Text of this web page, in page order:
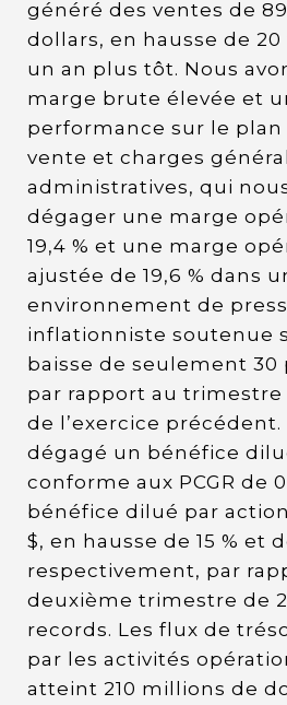
généré des ventes de
dollars, en hausse de 20
un an plus tôt. Nous
marge brute élevée et
performance sur le plan
vente et charges
administratives, qui
dégager une marge
19,4 % et une marge
ajustée de 19,6 % dans
environnement de
inflationniste soutenue
baisse de seulement 30
par rapport au
de l’exercice précédent.
dégagé un bénéfice
conforme aux PCGR de
bénéfice dilué par
$, en hausse de 15 % et
respectivement, par
deuxième trimestre de
records. Les flux de
par les activités
atteint 210 millions de